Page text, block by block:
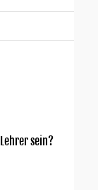
sein?